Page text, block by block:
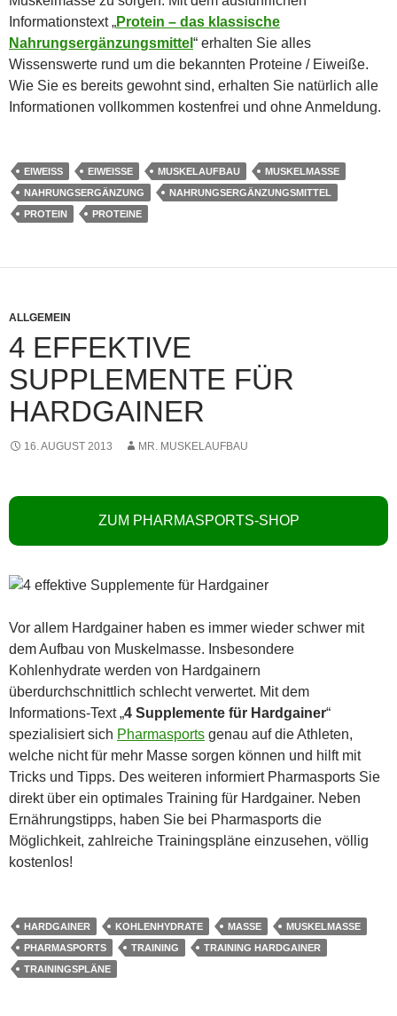
Informationstext „Protein – das klassische
Nahrungsergänzungsmittel “ erhalten Sie alles
Wissenswerte rund um die bekannten Proteine / Eiweiße.
Wie Sie es bereits gewohnt sind, erhalten Sie natürlich alle
Informationen vollkommen kostenfrei und ohne Anmeldung.
EIWEISS EIWEISSE MUSKELAUFBAU
MUSKELMASSE
NAHRUNGSERGÄNZUNG
NAHRUNGSERGÄNZUNGSMITTEL
PROTEIN
PROTEINE
ALLGEMEIN
4 EFFEKTIVE
SUPPLEMENTE FÜR
HARDGAINER
16. AUGUST 2013 MR. MUSKELAUFBAU
ZUM PHARMASPORTS-SHOP
Vor allem Hardgainer haben es immer wieder schwer mit
dem Aufbau von Muskelmasse. Insbesondere
Kohlenhydrate werden von Hardgainern
überdurchschnittlich schlecht verwertet. Mit dem
Informations-Text „4 Supplemente für Hardgainer“
spezialisiert sich Pharmasports genau auf die Athleten,
welche nicht für mehr Masse sorgen können und hilft mit
Tricks und Tipps. Des weiteren informiert Pharmasports Sie
direkt über ein optimales Training für Hardgainer. Neben
Ernährungstipps, haben Sie bei Pharmasports die
Möglichkeit, zahlreiche Trainingspläne einzusehen, völlig
kostenlos!
HARDGAINER KOHLENHYDRATE MASSE
MUSKELMASSE
PHARMASPORTS
TRAINING
TRAINING HARDGAINER
TRAININGSPLÄNE